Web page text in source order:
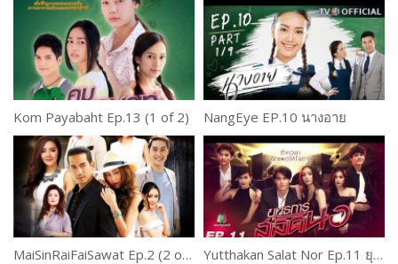
Kom Payabaht Ep.13 (1 of 2) NangEye EP.10 นางอาย
MaiSinRaiFaiSawat Ep.2 (2 of 2) ไม่สิ้นไร้ไฟสวาท Yutthakan Salat Nor Ep.11 ยุทธการสลัดนอ